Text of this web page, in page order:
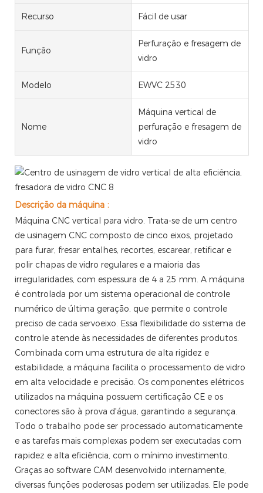
Recurso Fácil de usar
Função
Perfuração e fresagem de
vidro
Modelo EWVC 2530
Nome
Máquina vertical de
perfuração e fresagem de
vidro
Descrição da máquina :
Máquina CNC vertical para vidro. Trata-se de um centro
de usinagem CNC composto de cinco eixos, projetado
para furar, fresar entalhes, recortes, escarear, retificar e
polir chapas de vidro regulares e a maioria das
irregularidades, com espessura de 4 a 25 mm. A máquina
é controlada por um sistema operacional de controle
numérico de última geração, que permite o controle
preciso de cada servoeixo. Essa flexibilidade do sistema de
controle atende às necessidades de diferentes produtos.
Combinada com uma estrutura de alta rigidez e
estabilidade, a máquina facilita o processamento de vidro
em alta velocidade e precisão. Os componentes elétricos
utilizados na máquina possuem certificação CE e os
conectores são à prova d'água, garantindo a segurança.
Todo o trabalho pode ser processado automaticamente
e as tarefas mais complexas podem ser executadas com
rapidez e alta eficiência, com o mínimo investimento.
Graças ao software CAM desenvolvido internamente,
diversas funções poderosas podem ser utilizadas. Ele pode